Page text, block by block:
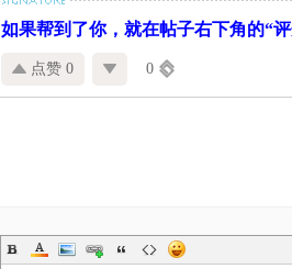
如果帮到了你，就在帖子右下角的“
点赞 0 0